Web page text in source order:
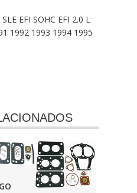
EFI SOHC EFI 2.0 L
1992 1993 1994 1995